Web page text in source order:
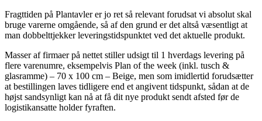
Fragttiden på Plantavler er jo ret så relevant forudsat vi absolut skal
bruge varerne omgående, så af den grund er det altså væsentligt at
man dobbelttjekker leveringstidspunktet ved det aktuelle produkt.
Masser af firmaer på nettet stiller udsigt til 1 hverdags levering på
flere varenumre, eksempelvis Plan of the week (inkl. tusch &
glasramme) – 70 x 100 cm – Beige, men som imidlertid forudsætter
at bestillingen laves tidligere end et angivent tidspunkt, sådan at de
højst sandsynligt kan nå at få dit nye produkt sendt afsted før de
logistikansatte holder fyraften.